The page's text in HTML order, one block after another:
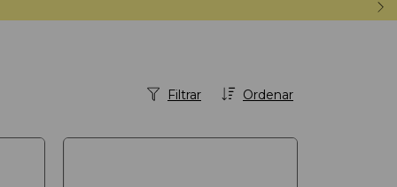
Ordenar
Filtrar